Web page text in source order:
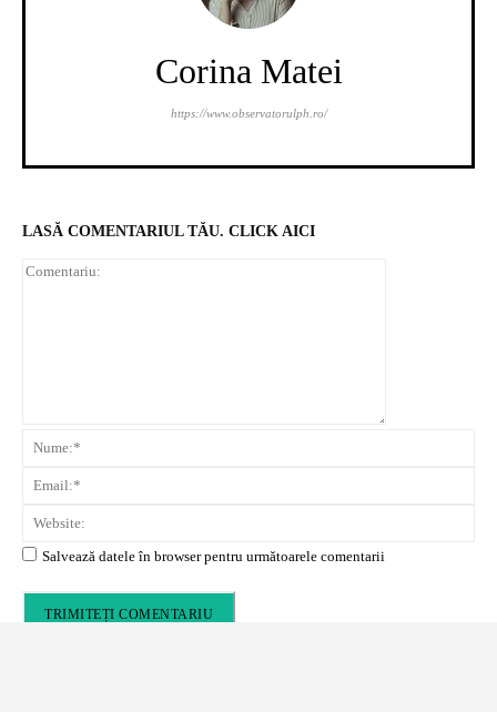
Corina Matei
https://www.observatorulph.ro/
LASĂ COMENTARIUL TĂU. CLICK AICI
Salvează datele în browser pentru următoarele comentarii